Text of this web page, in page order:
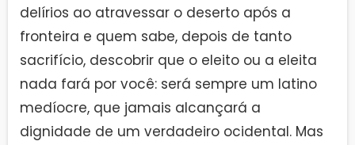
delírios ao atravessar o deserto após a
fronteira e quem sabe, depois de tanto
sacrifício, descobrir que o eleito ou a eleita
nada fará por você: será sempre um latino
medíocre, que jamais alcançará a
dignidade de um verdadeiro ocidental. Mas